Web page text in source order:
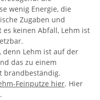
wenig Energie, die
Zugaben und
keinen Abfall, Lehm ist
denn Lehm ist auf der
das zu einem
brandbeständig.
Feinputze hier. Hier
.